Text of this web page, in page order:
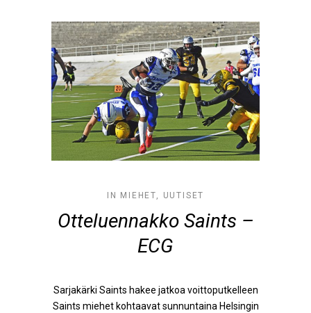
IN MIEHET, UUTISET
Otteluennakko Saints –
ECG
Sarjakärki Saints hakee jatkoa voittoputkelleen
Saints miehet kohtaavat sunnuntaina Helsingin